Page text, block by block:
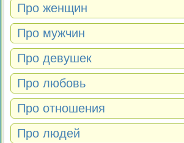
Про женщин
Про мужчин
Про девушек
Про любовь
Про отношения
Про людей